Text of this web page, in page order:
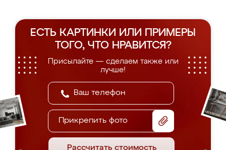
ЕСТЬ КАРТИНКИ ИЛИ ПРИМЕРЫ
ТОГО, ЧТО НРАВИТСЯ?
Присылайте — сделаем также или
лучше!
Прикрепить фото
Рассчитать стоимость